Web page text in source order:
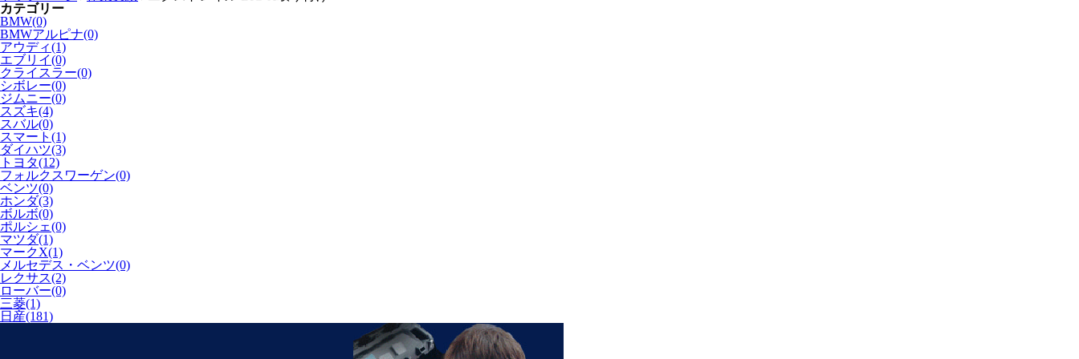
カテゴリー
BMW(0)
BMWアルピナ(0)
アウディ(1)
エブリイ(0)
クライスラー(0)
シボレー(0)
ジムニー(0)
スズキ(4)
スバル(0)
スマート(1)
ダイハツ(3)
トヨタ(12)
フォルクスワーゲン(0)
ベンツ(0)
ホンダ(3)
ボルボ(0)
ポルシェ(0)
マツダ(1)
マークX(1)
メルセデス・ベンツ(0)
レクサス(2)
ローバー(0)
三菱(1)
日産(181)